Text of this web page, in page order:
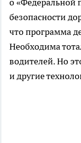
безопасности
что программа
Необходима
водителей. Но
и другие